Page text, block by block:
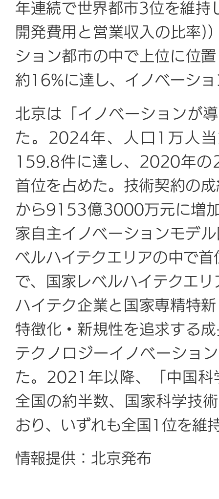
年連続で世界都市3位を維
開発費用と営業収入の比率)
ション都市の中で上位に位
約16%に達し、イノベーシ
北京は「イノベーションが
た。2024年、人口1万人
159.8件に達し、2020年の
首位を占めた。技術契約の
から9153億3000万元に増
家自主イノベーションモデ
ベルハイテクエリアの中で
で、国家レベルハイテクエ
ハイテク企業と国家専精特
特徴化・新規性を追求する
テクノロジーイノベーショ
た。2021年以降、「中国科
全国の約半数、国家科学技
おり、いずれも全国1位を維
情報提供：北京発布